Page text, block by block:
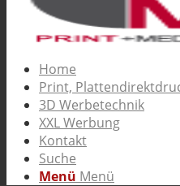
Home
Print,
3D Werbetechnik
XXL Werbung
Kontakt
Suche
Menü Menü